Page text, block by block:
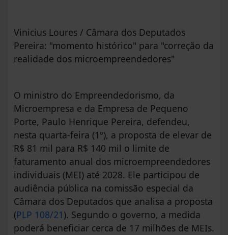
Vinicius Loures / Câmara dos Deputados
Pereira: "momento histórico" para "correção da
realidade dos microempreendedores"
O ministro do Empreendedorismo, da
Microempresa e da Empresa de Pequeno
Porte, Paulo Henrique Pereira, defendeu,
nesta quarta-feira (1º), a proposta de elevar de
R$ 81 mil para R$ 140 mil o limite de
faturamento anual dos microempreendedores
individuais (MEI) até 2028. Ele participou de
audiência pública na comissão especial da
Câmara dos Deputados que analisa a proposta
(PLP 108/21 ). Segundo o governo, a medida
poderá beneficiar cerca de 17 milhões de MEIs.